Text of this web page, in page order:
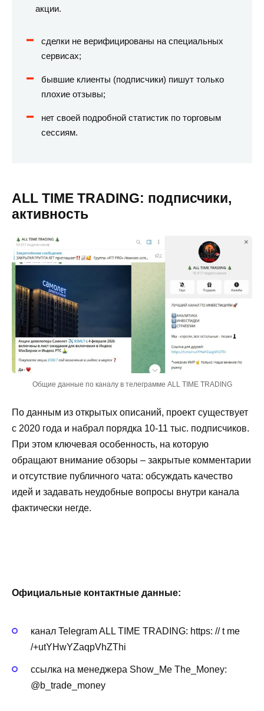
акции.
сделки не верифицированы на специальных
сервисах;
бывшие клиенты (подписчики) пишут только
плохие отзывы;
нет своей подробной статистик по торговым
сессиям.
ALL TIME TRADING: подписчики,
активность
Общие данные по каналу в телеграмме ALL TIME TRADING
По данным из открытых описаний, проект существует
с 2020 года и набрал порядка 10-11 тыс. подписчиков.
При этом ключевая особенность, на которую
обращают внимание обзоры – закрытые комментарии
и отсутствие публичного чата: обсуждать качество
идей и задавать неудобные вопросы внутри канала
фактически негде.
Официальные контактные данные:
канал Telegram ALL TIME TRADING: https: // t me
/+utYHwYZaqpVhZThi
ссылка на менеджера Show_Me The_Money:
@b_trade_money